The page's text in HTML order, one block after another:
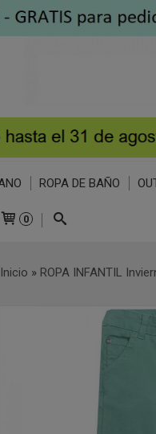
ROPA DE BAÑO
0
Inicio » ROPA INFANTIL